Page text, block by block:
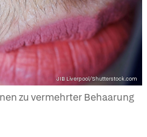
JIB Liverpool/Shutterstock.com
zu vermehrter Behaarung